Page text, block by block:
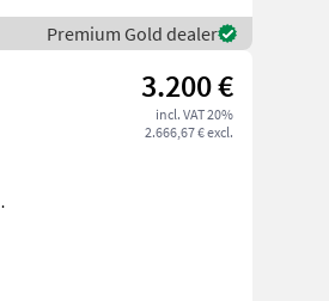
Premium Gold dealer
3.200 €
incl. VAT 20%
2.666,67 € excl.